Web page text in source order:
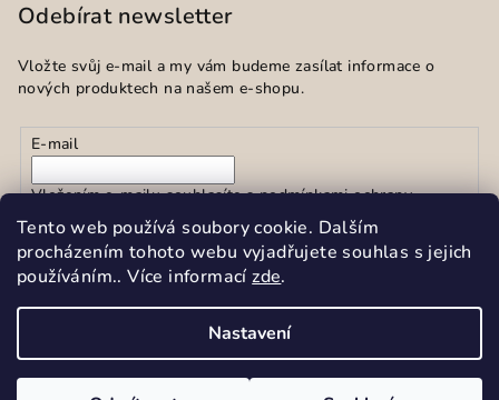
Tento web používá soubory cookie. Dalším
procházením tohoto webu vyjadřujete souhlas s jejich
používáním.. Více informacízde.
Nastavení
Odebírat newsletter
Vložte svůj e-mail a my vám budeme zasílat informace o
nových produktech na našem e-shopu.
E-mail
Vložením e-mailu souhlasíte spodmínkami ochrany
osobních údajů
Přihlásit se
Upravit nastavení cookies